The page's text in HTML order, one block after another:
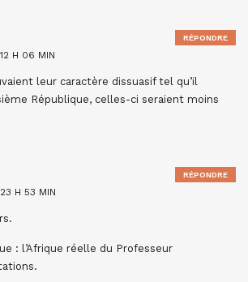
H 06 MIN
leur caractère dissuasif tel qu’il
République, celles-ci seraient moins
RÉPONDRE
H 53 MIN
: l’Afrique réelle du Professeur
RÉPONDRE